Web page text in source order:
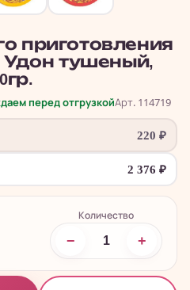
приготовления
Удон тушеный,
перед отгрузкойАрт. 114719
220 ₽
2 376 ₽
Количество
− +